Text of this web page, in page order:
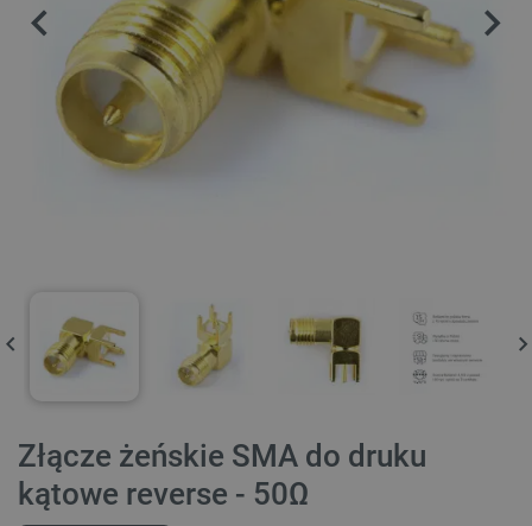
Złącze żeńskie SMA do druku
kątowe reverse - 50Ω